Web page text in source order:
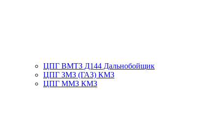
ЦПГ ВМТЗ Д144 Дальнобойщик
ЦПГ ЗМЗ (ГАЗ) КМЗ
ЦПГ ММЗ КМЗ